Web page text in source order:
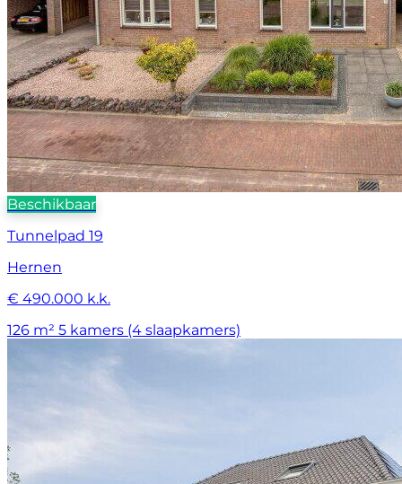
Beschikbaar
Tunnelpad 19
Hernen
€ 490.000 k.k.
126 m² 5 kamers (4 slaapkamers)